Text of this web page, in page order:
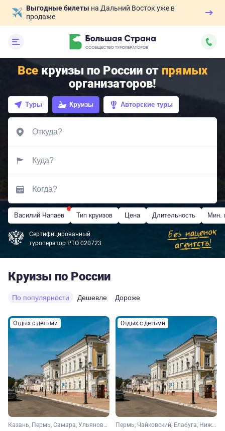
Выгодные билеты на Дальний Восток уже в
продаже
Все круизы по России от прямых
организаторов!
Туры Круизы Авторские туры
Василий Чапаев Тип круизов Цена Длительность Мин.
Сертифицированный
туроператор РТО 020723
Круизы по России
По популярности Дешевле Дороже
Отдых с детьми
Казань, Пермь, Самара, Ульяновск, Тольятти, Чайковский, Елабуга, Тетюши, Нижнекамск
Отдых с детьми
Пермь, Чайковский, Елабуга, Нижнекамск